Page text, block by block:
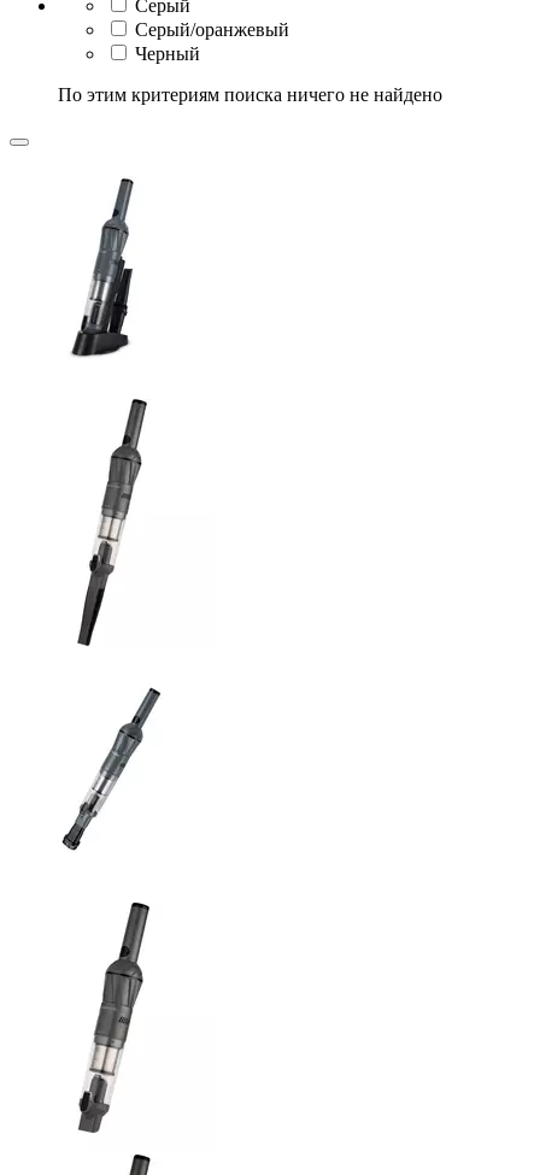
Серый
Серый/оранжевый
Черный
По этим критериям поиска ничего не найдено